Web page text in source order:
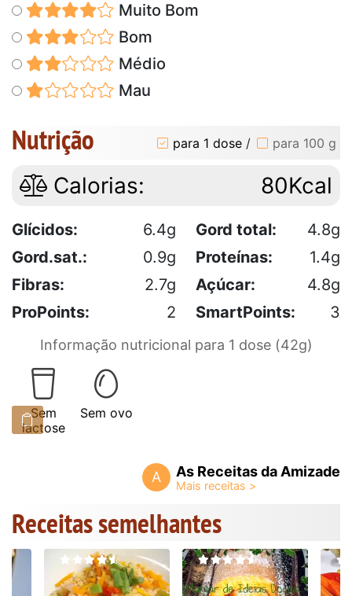
Muito Bom
Bom
Médio
Mau
Nutrição para 1 dose / para 100 g
Calorias: 80Kcal
Glícidos: 6.4g Gord total:
4.8g
Gord.sat.:
0.9g Proteínas:
1.4g
Fibras:
2.7g Açúcar:
4.8g
ProPoints:
2 SmartPoints: 3
Informação nutricional para 1 dose (42g)
Sem
lactose
Sem ovo
A As Receitas da Amizade
Receitas semelhantes